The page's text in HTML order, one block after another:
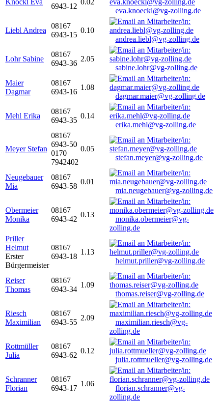
Knöckl Eva
6943-12
0.02
eva.knoeckl@vg-zolling.de
Liebl Andrea
08167
6943-15
0.10
andrea.liebl@vg-zolling.de
Lohr Sabine
08167
6943-36
2.05
sabine.lohr@vg-zolling.de
Maier
Dagmar
08167
6943-16
1.08
dagmar.maier@vg-zolling.de
Mehl Erika
08167
6943-35
0.14
erika.mehl@vg-zolling.de
Meyer Stefan
08167
6943-50
0170
7942402
0.05
stefan.meyer@vg-zolling.de
Neugebauer
Mia
08167
6943-58
0.01
mia.neugebauer@vg-zolling.de
Obermeier
Monika
08167
6943-42
0.13
monika.obermeier@vg-
zolling.de
Priller
Helmut
Erster
Bürgermeister
08167
6943-18
1.13
helmut.priller@vg-zolling.de
Reiser
Thomas
08167
6943-34
1.09
thomas.reiser@vg-zolling.de
Riesch
Maximilian
08167
6943-55
2.09
maximilian.riesch@vg-
zolling.de
Rottmüller
Julia
08167
6943-62
0.12
julia.rottmueller@vg-zolling.de
Schranner
Florian
08167
6943-17
1.06
florian.schranner@vg-
zolling.de